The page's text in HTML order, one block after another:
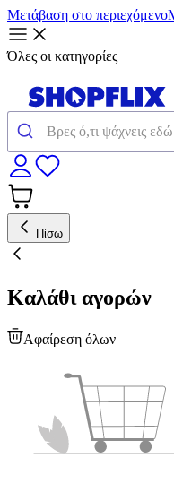
Μετάβαση στο περιεχόμενο
Όλες οι κατηγορίες
Πίσω
Καλάθι αγορών
Αφαίρεση όλων